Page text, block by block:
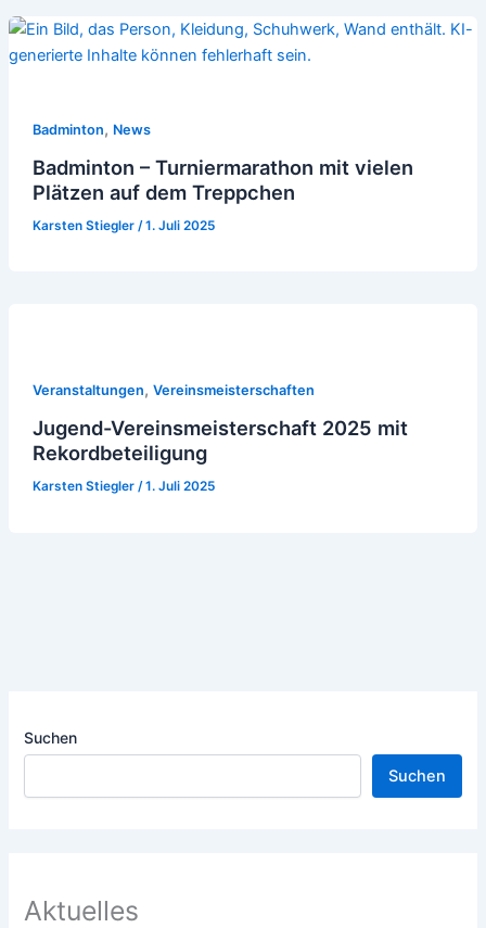
Badminton, News
Badminton – Turniermarathon mit vielen
Plätzen auf dem Treppchen
Karsten Stiegler /1. Juli 2025
Veranstaltungen, Vereinsmeisterschaften
Jugend-Vereinsmeisterschaft 2025 mit
Rekordbeteiligung
Karsten Stiegler /1. Juli 2025
Suchen
Suchen
Aktuelles